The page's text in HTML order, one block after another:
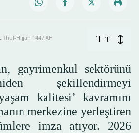
12:35-14 Haziran 2026 AD ـ 29 Thul-Hijjah 1447 AH T T
gayrimenkul sektörünü
şekillendirmeyi
kalitesi’ kavramını
merkezine yerleştiren
imza atıyor. 2026